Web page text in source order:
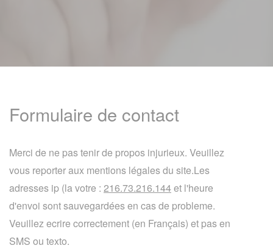
Formulaire de contact
Merci de ne pas tenir de propos injurieux. Veuillez
vous reporter aux mentions légales du site.Les
adresses ip (la votre : 216.73.216.144et l'heure
d'envoi sont sauvegardées en cas de probleme.
Veuillez ecrire correctement (en Français) et pas en
SMS ou texto.